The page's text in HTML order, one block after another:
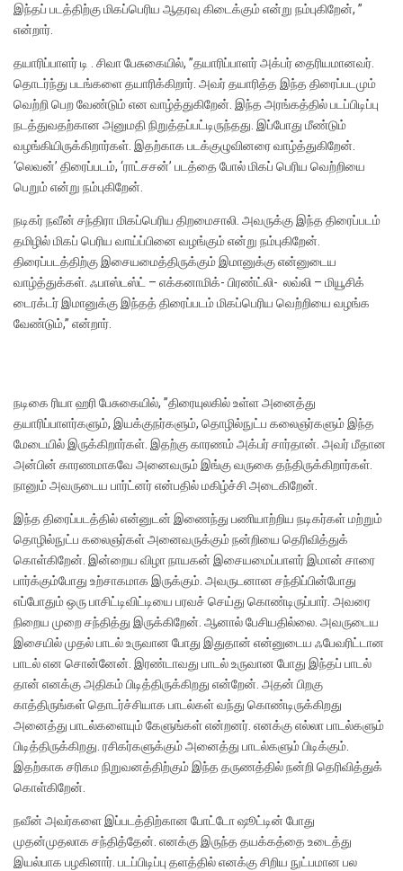
இந்தப் படத்திற்கு மிகப்பெரிய ஆதரவு கிடைக்கும் என்று நம்புகிறேன், ”
என்றார்.
தயாரிப்பாளர் டி . சிவா பேசுகையில், ”தயாரிப்பாளர் அக்பர் தைரியமானவர்.
தொடர்ந்து படங்களை தயாரிக்கிறார். அவர் தயாரித்த இந்த திரைப்படமும்
வெற்றி பெற வேண்டும் என வாழ்த்துகிறேன். இந்த அரங்கத்தில் படப்பிடிப்பு
நடத்துவதற்கான அனுமதி நிறுத்தப்பட்டிருந்தது. இப்போது மீண்டும்
வழங்கியிருக்கிறார்கள். இதற்காக படக்குழுவினரை வாழ்த்துகிறேன்.
‘லெவன்’ திரைப்படம், ‘ராட்சசன்’ படத்தை போல் மிகப் பெரிய வெற்றியை
பெறும் என்று நம்புகிறேன்.
நடிகர் நவீன் சந்திரா மிகப்பெரிய திறமைசாலி. அவருக்கு இந்த திரைப்படம்
தமிழில் மிகப் பெரிய வாய்ப்பினை வழங்கும் என்று நம்புகிறேன்.
திரைப்படத்திற்கு இசையமைத்திருக்கும் இமானுக்கு என்னுடைய
வாழ்த்துக்கள். ஃபாஸ்டஸ்ட் – எக்கனாமிக்- பிரண்ட்லி- லவ்லி – மியூசிக்
டைரக்டர் இமானுக்கு இந்தத் திரைப்படம் மிகப்பெரிய வெற்றியை வழங்க
வேண்டும்,” என்றார்.
நடிகை ரியா ஹரி பேசுகையில், ”திரையுலகில் உள்ள அனைத்து
தயாரிப்பாளர்களும், இயக்குநர்களும், தொழில்நுட்ப கலைஞர்களும் இந்த
மேடையில் இருக்கிறார்கள். இதற்கு காரணம் அக்பர் சார்தான்.‌ அவர் மீதான
அன்பின் காரணமாகவே அனைவரும் இங்கு வருகை தந்திருக்கிறார்கள்.
நானும் அவருடைய பார்ட்னர் என்பதில் மகிழ்ச்சி அடைகிறேன்.
இந்த திரைப்படத்தில் என்னுடன் இணைந்து பணியாற்றிய நடிகர்கள் மற்றும்
தொழில்நுட்ப கலைஞர்கள் அனைவருக்கும் நன்றியை தெரிவித்துக்
கொள்கிறேன். இன்றைய விழா நாயகன் இசையமைப்பாளர் இமான் சாரை
பார்க்கும்போது உற்சாகமாக இருக்கும். அவருடனான சந்திப்பின்போது
எப்போதும் ஒரு பாசிட்டிவிட்டியை பரவச் செய்து கொண்டிருப்பார். அவரை
நிறைய முறை சந்தித்து இருக்கிறேன். ஆனால் பேசியதில்லை. அவருடைய
இசையில் முதல் பாடல் உருவான‌ போது இதுதான் என்னுடைய ஃபேவரிட்டான
பாடல் என சொன்னேன்.‌ இரண்டாவது பாடல் உருவான போது இந்தப் பாடல்
தான் எனக்கு அதிகம் பிடித்திருக்கிறது என்றேன். அதன் பிறகு
காத்திருங்கள் தொடர்ச்சியாக பாடல்கள் வந்து கொண்டிருக்கிறது
அனைத்து பாடல்களையும் கேளுங்கள் என்றனர். எனக்கு எல்லா பாடல்களும்
பிடித்திருக்கிறது. ரசிகர்களுக்கும் அனைத்து பாடல்களும் பிடிக்கும்.
இதற்காக சரிகம நிறுவனத்திற்கும் இந்த தருணத்தில் நன்றி தெரிவித்துக்
கொள்கிறேன்.
நவீன் அவர்களை இப்படத்திற்கான போட்டோ ஷூட்டின் போது
முதன்முதலாக சந்தித்தேன். எனக்கு இருந்த தயக்கத்தை உடைத்து
இயல்பாக பழகினார். படப்பிடிப்பு தளத்தில் எனக்கு சிறிய நுட்பமான பல